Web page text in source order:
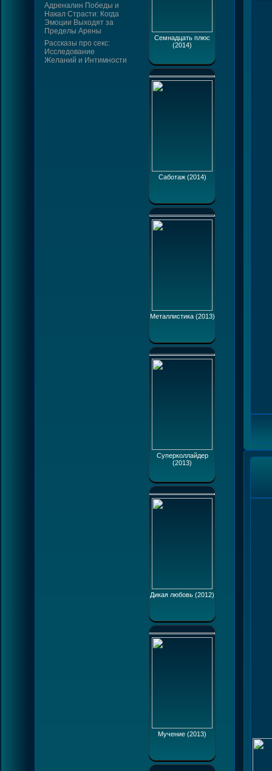
Адреналин Победы и
Накал Страсти: Когда
Эмоции Выходят за
Пределы Арены
Рассказы про секс:
Исследование
Желаний и Интимности
Семнадцать плюс
(2014)
Саботаж (2014)
Металлистика (2013)
Суперколлайдер
(2013)
Дикая любовь (2012)
Мучение (2013)